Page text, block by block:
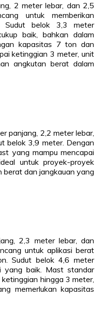
2 meter lebar, dan 2,5
untuk memberikan
Sudut belok 3,3 meter
baik, bahkan dalam
kapasitas 7 ton dan
ketinggian 3 meter, unit
angkutan berat dalam
panjang, 2,2 meter lebar,
belok 3,9 meter. Dengan
yang mampu mencapai
untuk proyek-proyek
berat dan jangkauan yang
2,3 meter lebar, dan
untuk aplikasi berat
Sudut belok 4,6 meter
yang baik. Mast standar
hingga 3 meter,
memerlukan kapasitas